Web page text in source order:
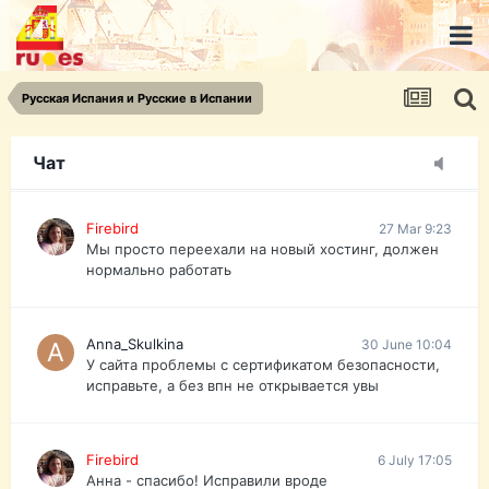
Русская Испания и Русские в Испании
Чат
urist.dokument@gmail.com
https://pasport-ua.com/
Телеграмм @uristpassua
Firebird
Друзья - из России без VPN сайт и форум
Firebird 27 Mar 9:23
Мы просто переехали на новый хостинг, должен
нормально работать
Anna_Skulkina 30 June 10:04
У сайта проблемы с сертификатом безопасности,
исправьте, а без впн не открывается увы
Firebird 6 July 17:05
Анна - спасибо! Исправили вроде